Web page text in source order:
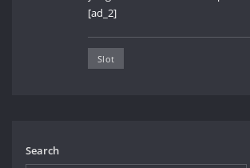
[ad_2]
Slot
Search